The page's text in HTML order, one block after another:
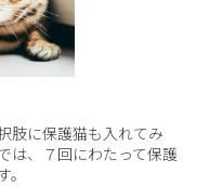
肢に保護猫も入れてみ
は、７回にわたって保護